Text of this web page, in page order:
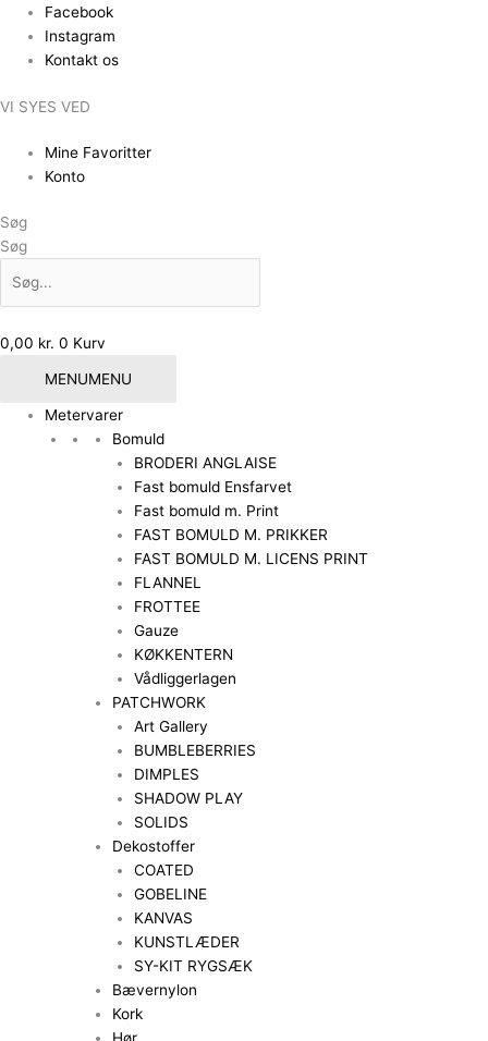
indholdet
Facebook
Instagram
Kontakt os
VI SYES VED
Mine Favoritter
Konto
Søg
Søg
0,00 kr. 0 Kurv
MENUMENU
Metervarer
Bomuld
BRODERI ANGLAISE
Fast bomuld Ensfarvet
Fast bomuld m. Print
FAST BOMULD M. PRIKKER
FAST BOMULD M. LICENS PRINT
FLANNEL
FROTTEE
Gauze
KØKKENTERN
Vådliggerlagen
PATCHWORK
Art Gallery
BUMBLEBERRIES
DIMPLES
SHADOW PLAY
SOLIDS
Dekostoffer
COATED
GOBELINE
KANVAS
KUNSTLÆDER
SY-KIT RYGSÆK
Bævernylon
Kork
Hør